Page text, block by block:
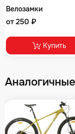
Велозамки
от 250 ₽
Купить